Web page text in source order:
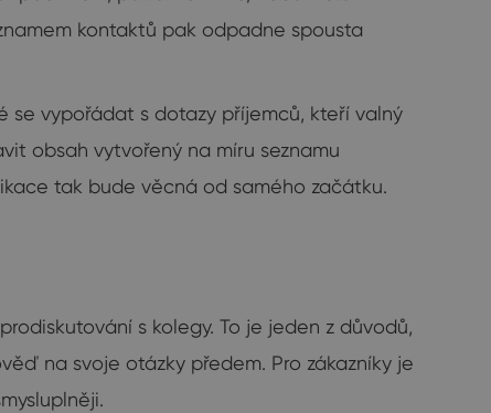
kontaktů pak odpadne spousta
se vypořádat s dotazy příjemců, kteří valný
obsah vytvořený na míru seznamu
tak bude věcná od samého začátku.
s kolegy. To je jeden z důvodů,
na svoje otázky předem. Pro zákazníky je